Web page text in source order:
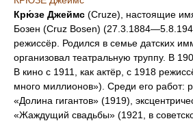
Крю́зе Джеймс (Cruze), настоящие
Бозен (Cruz Bosen)
режиссёр. Родился в семье датских
организовал театральную труппу. В
В кино с 1911, как актёр, с 1918
много миллионов»). Среди его работ:
«Долина гигантов» (1919),
«Жаждущий свадьбы» (1921, в